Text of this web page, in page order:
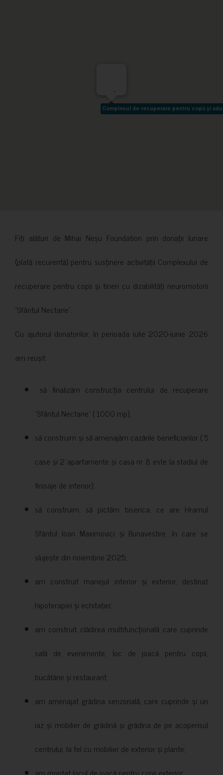
Complexul de recuperare pentru copii și
Complexul de recuperare pentru copii și
-
Fiți alături de Mihai Neșu Foundation prin donații lunare
(plată recurentă) pentru susținere activității Complexului de
recuperare pentru copii și tineri cu dizabilități neuromotorii
”Sfântul Nectarie”.
Cu ajutorul donatorilor, în perioada iulie 2020-iunie 2026
am reușit:
să finalizăm construcția centrului de recuperare
”Sfântul Nectarie” ( 1000 mp);
să construim și să amenajăm cazările beneficiarilor ( 5
case și 2 apartamente și casa nr 8 este la stadiul de
finisaje de interior);
să construim, să pictăm biserica, ce are Hramul
Sfântul Ioan Maximovici și Bunavestire, în care se
slujește din noiembrie 2025;
am construit manejul interior și exterior, destinat
hipoterapiei și echitației;
am construit clădirea multifuncțională care cuprinde
sală de evenimente, loc de joacă pentru copii,
bucătărie și restaurant;
am amenajat grădina senzorială, care cuprinde și un
iaz și mobilier de grădină și grădina de pe acoperisul
centrului, la fel cu mobilier de exterior și plante;